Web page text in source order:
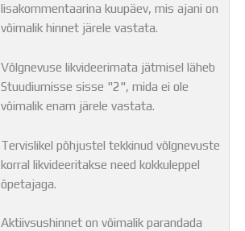
lisakommentaarina kuupäev, mis ajani on
võimalik hinnet järele vastata.
Võlgnevuse likvideerimata jätmisel läheb
Stuudiumisse sisse "2", mida ei ole
võimalik enam järele vastata.
Tervislikel põhjustel tekkinud võlgnevuste
korral likvideeritakse need kokkuleppel
õpetajaga.
Aktiivsushinnet on võimalik parandada